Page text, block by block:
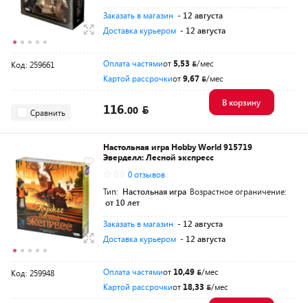
Заказать в магазин - 12 августа
Доставка курьером - 12 августа
Код: 259661 Оплата частямиот 5,53
/мес
Картой рассрочкиот9,67 /мес
Сравнить 116.00
В корзину
Настольная игра Hobby World 915719
Эверделл: Лесной экспресс
0 отзывов
Тип: Настольная игра Возрастное ограничение:
от 10 лет
Заказать в магазин - 12 августа
Доставка курьером - 12 августа
Код: 259948 Оплата частямиот 10,49
/мес
Картой рассрочкиот 18,33 /мес